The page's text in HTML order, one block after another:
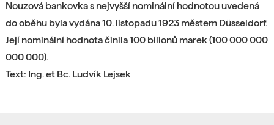
Nouzová bankovka s nejvyšší nominální hodnotou uvedená
do oběhu byla vydána 10. listopadu 1923 městem Düsseldorf.
Její nominální hodnota činila 100 bilionů marek (100 000 000
000 000).
Text: Ing. et Bc. Ludvík Lejsek